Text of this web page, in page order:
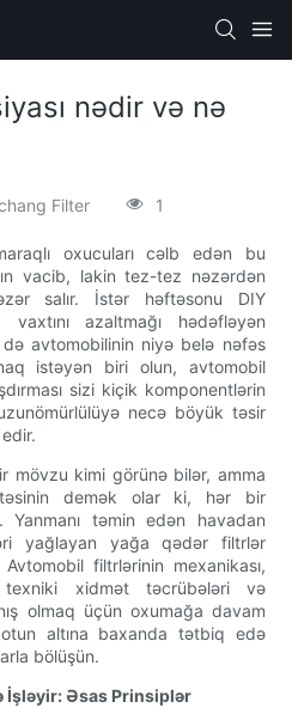
nədir və nə
Filter 1
oxucuları cəlb edən bu
vacib, lakin tez-tez nəzərdən
salır. İstər həftəsonu DIY
azaltmağı hədəfləyən
avtomobilinin niyə belə nəfəs
istəyən biri olun, avtomobil
sizi kiçik komponentlərin
necə böyük təsir
mövzu kimi görünə bilər, amma
demək olar ki, hər bir
Yanmanı təmin edən havadan
yağlayan yağa qədər filtrlər
Avtomobil filtrlərinin mexanikası,
texniki xidmət təcrübələri və
olmaq üçün oxumağa davam
altına baxanda tətbiq edə
bölüşün.
İşləyir: Əsas Prinsiplər